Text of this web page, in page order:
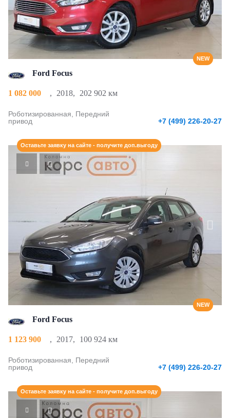
NEW
Ford Focus
1 082 000 , 2018, 202 902 км
Роботизированная, Передний
привод
+7 (499) 226-20-27
NEW
Оставьте заявку на сайте - получите доп.выгоду
Ford Focus
1 123 900 , 2017, 100 924 км
Роботизированная, Передний
привод
+7 (499) 226-20-27
Оставьте заявку на сайте - получите доп.выгоду